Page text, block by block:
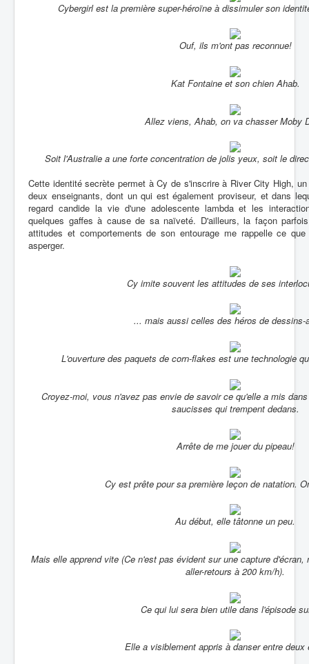
Cybergirl est la première super-héroïne à dissimuler son
Ouf, ils m'ont pas reconnue!
Kat Fontaine et son chien Ahab.
Allez viens, Ahab, on va chasser Moby
Soit l'Australie a une forte concentration de jolis yeux, soit le
Cette identité secrète permet à Cy de s'inscrire à River City High,
deux enseignants, dont un qui est également proviseur, et dans
regard candide la vie d'une adolescente lambda et les
quelques gaffes à cause de sa naïveté. D'ailleurs, la façon
attitudes et comportements de son entourage me rappelle ce
asperger.
Cy imite souvent les attitudes de ses
... mais aussi celles des héros de dessins-
L'ouverture des paquets de corn-flakes est une technologie
Croyez-moi, vous n'avez pas envie de savoir ce qu'elle a mis
saucisses qui trempent dedans.
Arrête de me jouer du pipeau!
Cy est prête pour sa première leçon de natation.
Au début, elle tâtonne un peu.
Mais elle apprend vite (Ce n'est pas évident sur une capture
aller-retours à 200 km/h).
Ce qui lui sera bien utile dans l'épisode
Elle a visiblement appris à danser entre deux